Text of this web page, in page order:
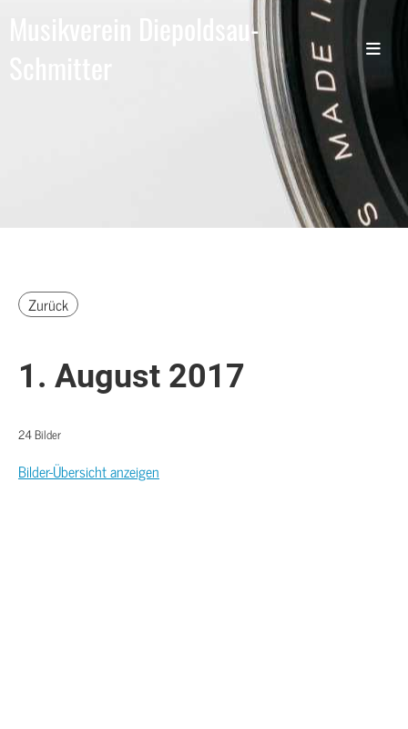
Musikverein Diepoldsau-
Zurück
1. August 2017
24 Bilder
Bilder-Übersicht anzeigen